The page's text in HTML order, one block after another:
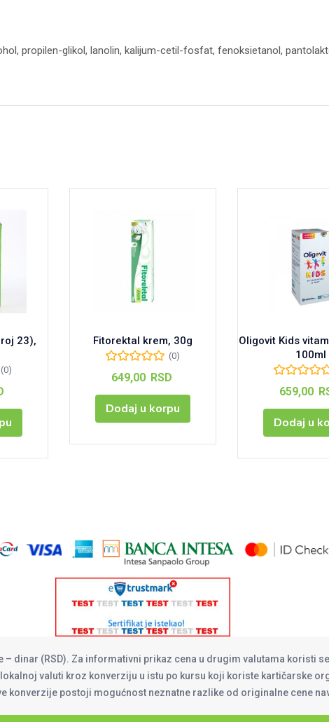
propilen-glikol, lanolin, kalijum-cetil-fosfat, fenoksietanol,
23),
(0)
Fitorektal krem, 30g
(0)
649,00 RSD
Dodaj u korpu
Oligovit Kids
100ml
659,00
Dodaj u
– dinar (RSD). Za informativni prikaz cena u drugim valutama koristi
valuti kroz konverziju u istu po kursu koji koriste kartičarske
konverzije postoji mogućnost neznatne razlike od originalne cene